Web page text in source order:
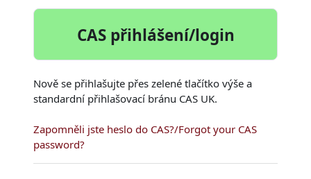
CAS přihlášení/login
Nově se přihlašujte přes zelené tlačítko výše a
standardní přihlašovací bránu CAS UK.
Zapomněli jste heslo do CAS?/Forgot your CAS
password?